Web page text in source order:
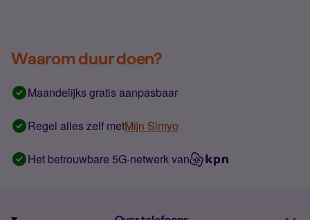
Waarom duur doen?
Maandelijks gratis aanpasbaar
Regel alles zelf metMijn Simyo
Het betrouwbare 5G-netwerk van